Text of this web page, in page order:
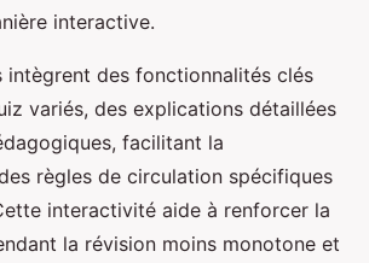
interactive.
intègrent des fonctionnalités clés
variés, des explications détaillées
facilitant la
règles de circulation spécifiques
interactivité aide à renforcer la
la révision moins monotone et